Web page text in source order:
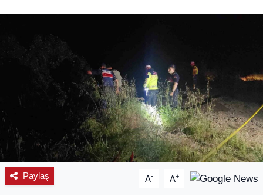
Paylaş A- A+
ÇEVRE
YAŞAM
BİLİM - TEKNOLOJİ
KÜLTÜR SANAT
MAGAZİN